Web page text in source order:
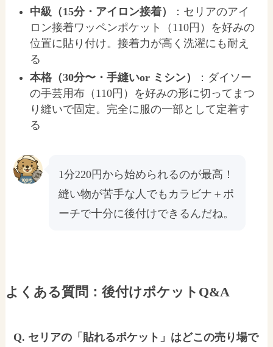
中級（15分・アイロン接着）
：セリアのアイ
ロン接着ワッペンポケット（110円）を好みの
位置に貼り付け。接着力が高く洗濯にも耐え
る
本格（30分〜・手縫いor ミシン）
：ダイソー
の手芸用布（110円）を好みの形に切ってまつ
り縫いで固定。完全に服の一部として定着す
る
1分220円から始められるのが最高！
縫い物が苦手な人でもカラビナ＋ポ
ーチで十分に後付けできるんだね。
よくある質問：後付けポケットQ&A
Q. セリアの「貼れるポケット」はどこの売り場で